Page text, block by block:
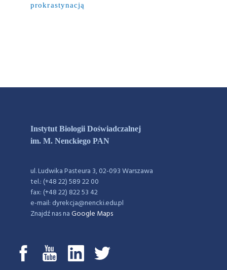
prokrastynacją
Instytut Biologii Doświadczalnej
im. M. Nenckiego PAN
ul. Ludwika Pasteura 3, 02-093 Warszawa
tel.: (+48 22) 589 22 00
fax: (+48 22) 822 53 42
e-mail: dyrekcja@nencki.edu.pl
Znajdź nas naGoogle Maps